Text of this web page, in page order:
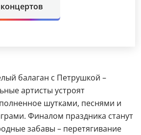
балаган с Петрушкой –
артисты устроят
шутками, песнями и
Финалом праздника станут
забавы – перетягивание